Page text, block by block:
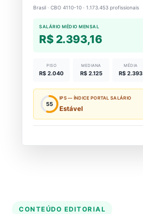
Brasil · CBO 4110-10 · 1.173.453 profissionais
SALÁRIO MÉDIO MENSAL
R$ 2.393,16
PISO
R$ 2.040
MEDIANA
R$ 2.125
MÉDIA
R$ 2.393
55
IPS — ÍNDICE PORTAL SALÁRIO
Estável
CONTEÚDO EDITORIAL